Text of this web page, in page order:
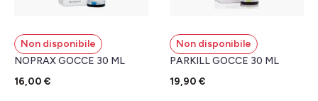
Non disponibile
NOPRAX GOCCE 30 ML
16,00 €
Non disponibile
PARKILL GOCCE 30 ML
19,90 €